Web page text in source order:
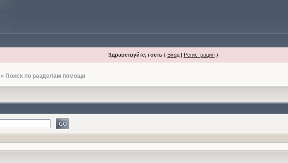
Здравствуйте, гость( Вход| Регистрация)
» Поиск по разделам помощи